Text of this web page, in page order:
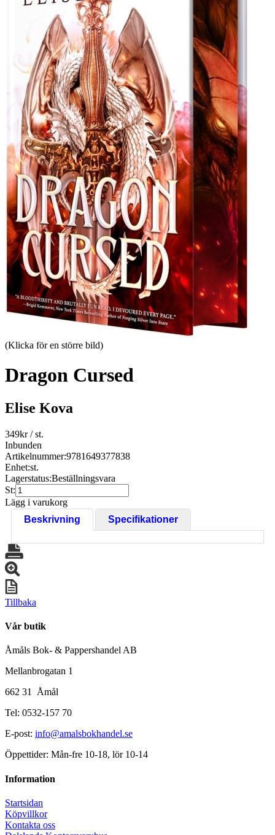
(Klicka för en större bild)
Dragon Cursed
Elise Kova
349kr/ st.
Inbunden
Artikelnummer:9781649377838
Enhet:st.
Lagerstatus:Beställningsvara
St:
Lägg i varukorg
Beskrivning
Specifikationer
Tillbaka
Vår butik
Åmåls Bok- & Pappershandel AB
Mellanbrogatan 1
662 31 Åmål
Tel: 0532-157 70
E-post: info@amalsbokhandel.se
Öppettider: Mån-fre 10-18, lör 10-14
Information
Startsidan
Köpvillkor
Kontakta oss